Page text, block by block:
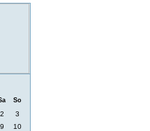
So
2
3
9
10